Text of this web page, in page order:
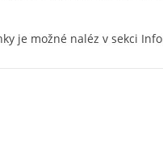
je možné naléz v sekci